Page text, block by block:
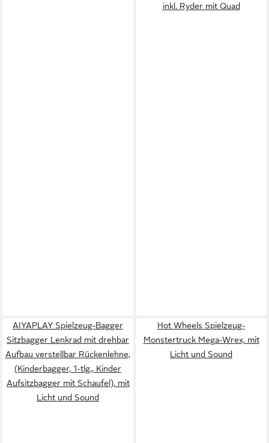
inkl. Ryder mit Quad
AIYAPLAY Spielzeug-Bagger
Sitzbagger Lenkrad mit drehbar
Aufbau verstellbar Rückenlehne,
(Kinderbagger, 1-tlg., Kinder
Aufsitzbagger mit Schaufel), mit
Licht und Sound
Hot Wheels Spielzeug-
Monstertruck Mega-Wrex, mit
Licht und Sound